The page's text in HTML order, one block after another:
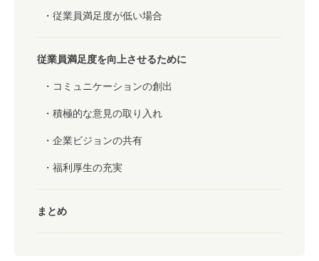
従業員満足度が低い場合
従業員満足度を向上させるために
コミュニケーションの創出
積極的な意見の取り入れ
企業ビジョンの共有
福利厚生の充実
まとめ